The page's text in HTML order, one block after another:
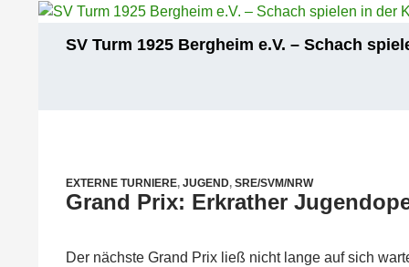
SV Turm 1925 Bergheim e.V. – Schach
EXTERNE TURNIERE, JUGEND, SRE/SVM/NRW
Grand Prix: Erkrather
Der nächste Grand Prix ließ nicht lange auf sich